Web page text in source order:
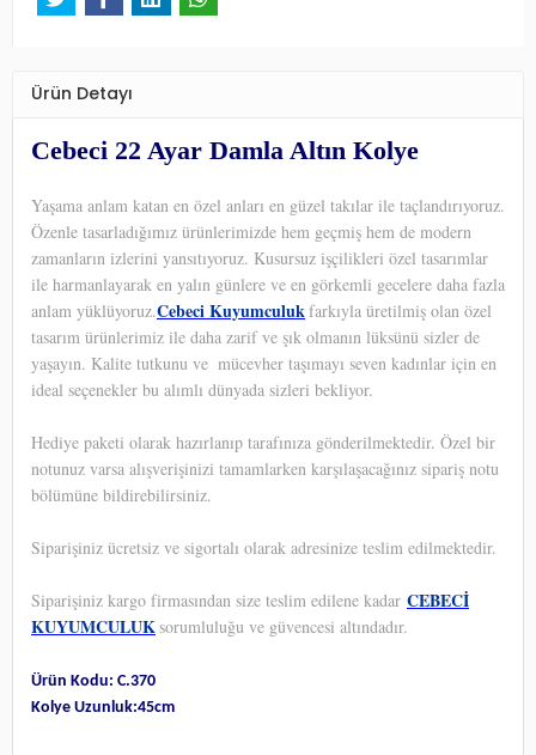
Ürün Detayı
Cebeci 22 Ayar Damla Altın Kolye
Yaşama anlam katan en özel anları en güzel takılar ile taçlandırıyoruz.
Özenle tasarladığımız ürünlerimizde hem geçmiş hem de modern
zamanların izlerini yansıtıyoruz. Kusursuz işçilikleri özel tasarımlar
ile harmanlayarak en yalın günlere ve en görkemli gecelere daha fazla
anlam yüklüyoruz.Cebeci Kuyumculukfarkıyla üretilmiş olan özel
tasarım ürünlerimiz ile daha zarif ve şık olmanın lüksünü sizler de
yaşayın. Kalite tutkunu ve mücevher taşımayı seven kadınlar için en
ideal seçenekler bu alımlı dünyada sizleri bekliyor.
Hediye paketi olarak hazırlanıp tarafınıza gönderilmektedir. Özel bir
notunuz varsa alışverişinizi tamamlarken karşılaşacağınız sipariş notu
bölümüne bildirebilirsiniz.
Siparişiniz ücretsiz ve sigortalı olarak adresinize teslim edilmektedir.
Siparişiniz kargo firmasından size teslim edilene kadar CEBECİ
KUYUMCULUKsorumluluğu ve güvencesi altındadır.
Ürün Kodu: C.370
Kolye Uzunluk:45cm